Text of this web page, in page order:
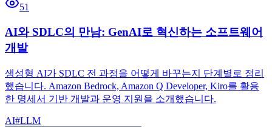
51
AI와 SDLC의 만남: GenAI로 혁신하는 소프트웨어
개발
생성형 AI가 SDLC 전 과정을 어떻게 바꾸는지 단계별로 정리
했습니다. Amazon Bedrock, Amazon Q Developer, Kiro를 활용
한 명세서 기반 개발과 운영 지원을 소개했습니다.
AI#LLM